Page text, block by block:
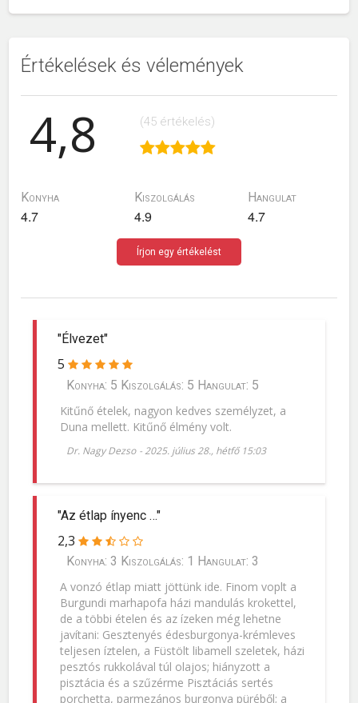
Értékelések és vélemények
4,8 (45 értékelés)
Konyha
4.7
Kiszolgálás
4.9
Hangulat
4.7
Írjon egy értékelést
"Élvezet"
5
Konyha: 5 Kiszolgálás: 5 Hangulat: 5
Kitűnő ételek, nagyon kedves személyzet, a
Duna mellett. Kitűnő élmény volt.
Dr. Nagy Dezso -2025. július 28., hétfő 15:03
"Az étlap ínyenc …"
2,3
Konyha: 3 Kiszolgálás: 1 Hangulat: 3
A vonzó étlap miatt jöttünk ide. Finom voplt a
Burgundi marhapofa házi mandulás krokettel,
de a többi ételen és az ízeken még lehetne
javítani: Gesztenyés édesburgonya-krémleves
teljesen íztelen, a Füstölt libamell szeletek, házi
pesztós rukkolával túl olajos; hiányzott a
pisztácia és a szűzérme Pisztáciás sertés
porchetta, parmezános burgonya püréből; a